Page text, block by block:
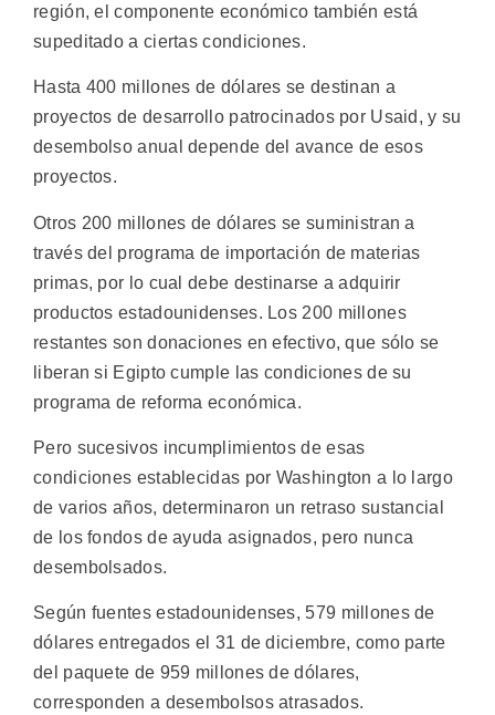
región, el componente económico también está
supeditado a ciertas condiciones.
Hasta 400 millones de dólares se destinan a
proyectos de desarrollo patrocinados por Usaid, y su
desembolso anual depende del avance de esos
proyectos.
Otros 200 millones de dólares se suministran a
través del programa de importación de materias
primas, por lo cual debe destinarse a adquirir
productos estadounidenses. Los 200 millones
restantes son donaciones en efectivo, que sólo se
liberan si Egipto cumple las condiciones de su
programa de reforma económica.
Pero sucesivos incumplimientos de esas
condiciones establecidas por Washington a lo largo
de varios años, determinaron un retraso sustancial
de los fondos de ayuda asignados, pero nunca
desembolsados.
Según fuentes estadounidenses, 579 millones de
dólares entregados el 31 de diciembre, como parte
del paquete de 959 millones de dólares,
corresponden a desembolsos atrasados.